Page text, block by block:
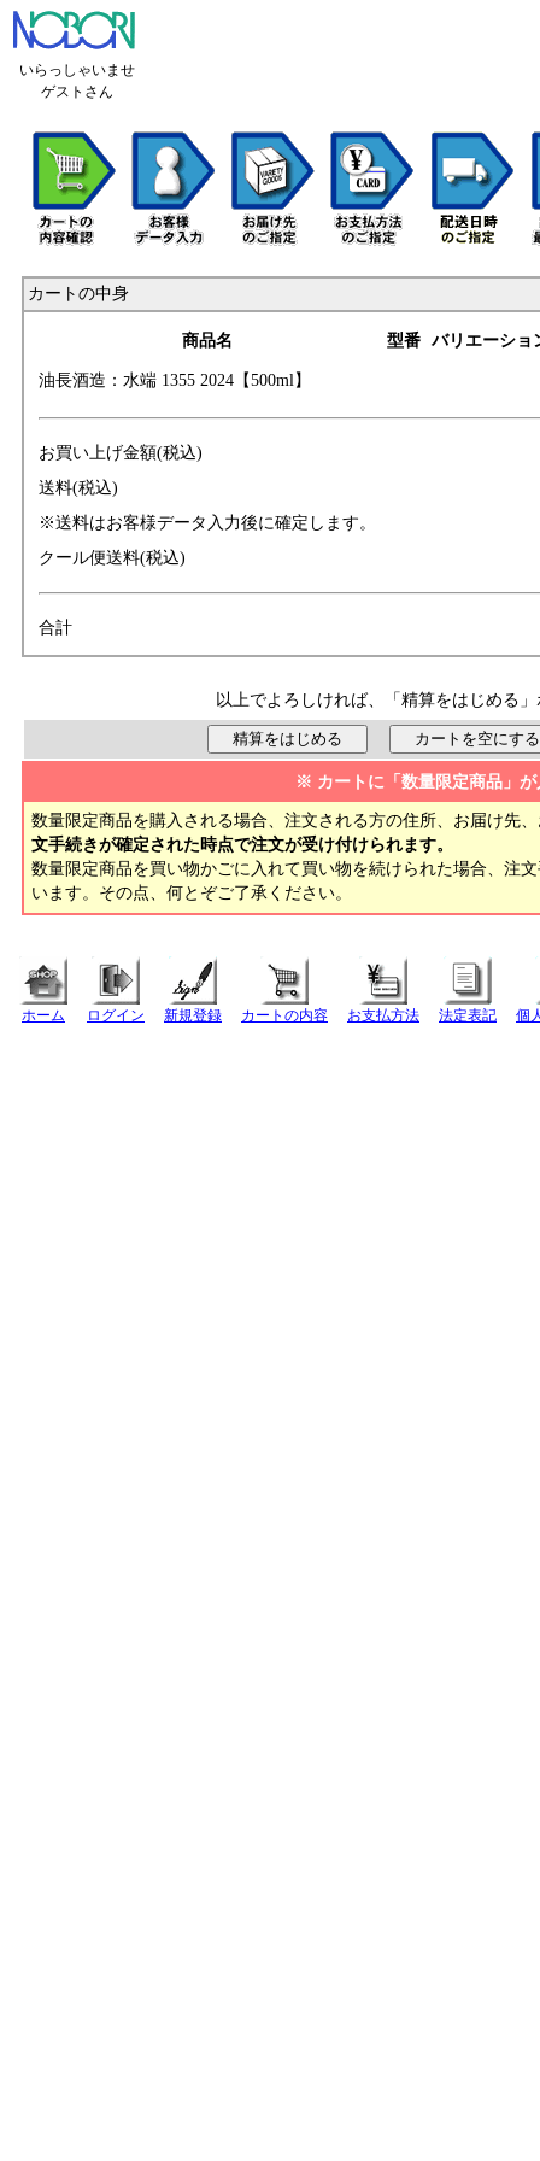
いらっしゃいませ
ゲストさん
カートの中身
商品名 型番 バリエーショ
油長酒造：水端 1355 2024【500ml】
お買い上げ金額(税込)
送料(税込)
※送料はお客様データ入力後に確定します。
クール便送料(税込)
合計
以上でよろしければ、「精算をはじめる
※ カートに「数量限定商品」
数量限定商品を購入される場合、注文される方の住所、お届け先
文手続きが確定された時点で注文が受け付けられます。
数量限定商品を買い物かごに入れて買い物を続けられた場合、注
います。その点、何とぞご了承ください。
ホーム ログイン 新規登録 カートの内容 お支払方法 法定表記 個